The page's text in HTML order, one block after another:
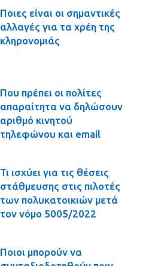
Ποιες είναι οι σημαντικές
αλλαγές για τα χρέη της
κληρονομιάς
Που πρέπει οι πολίτες
απαραίτητα να δηλώσουν
αριθμό κινητού
τηλεφώνου και email
Τι ισχύει για τις θέσεις
στάθμευσης στις πιλοτές
των πολυκατοικιών μετά
τον νόμο 5005/2022
Ποιοι μπορούν να